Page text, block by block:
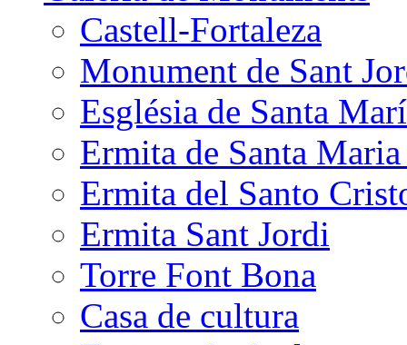
Castell-Fortaleza
Monument de Sant
Església de Santa
Ermita de Santa
Ermita del Santo
Ermita Sant Jordi
Torre Font Bona
Casa de cultura